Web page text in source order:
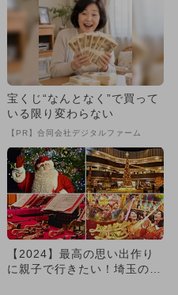
宝くじ“なんとなく”で買って
いる限り変わらない
【PR】合同会社デジタルファーム
【2024】最高の思い出作り
に親子で行きたい！埼玉のお